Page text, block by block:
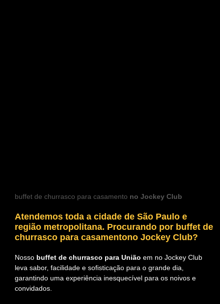
buffet de churrasco para casamento no Jockey Club
Atendemos toda a cidade de São Paulo e
região metropolitana. Procurando por buffet de
churrasco para casamentono Jockey Club?
Nosso buffet de churrasco para União em no Jockey Club
leva sabor, facilidade e sofisticação para o grande dia,
garantindo uma experiência inesquecível para os noivos e
convidados.